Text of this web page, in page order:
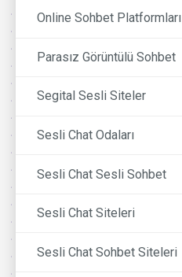
Online Sohbet Platformları
Parasız Görüntülü Sohbet
Segital Sesli Siteler
Sesli Chat Odaları
Sesli Chat Sesli Sohbet
Sesli Chat Siteleri
Sesli Chat Sohbet Siteleri